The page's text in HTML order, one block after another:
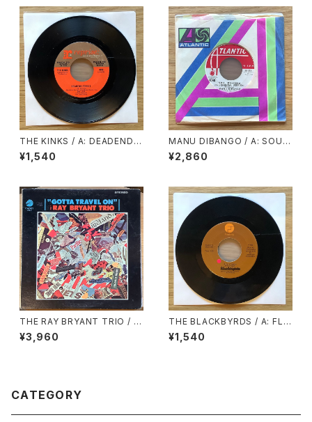
THE KINKS / A: DEADEND S
TREET / B: SUNNY AFTERN
OON
¥1,540
MANU DIBANGO / A: SOUL
MAKOSSA (STEREO) / B: S
OUL MAKOSSA (MONO)
¥2,860
THE RAY BRYANT TRIO / G
OTTA TRAVEL ON
¥3,960
THE BLACKBYRDS / A: FLYI
N’ HIGH / B: ALL I ASK
¥1,540
CATEGORY